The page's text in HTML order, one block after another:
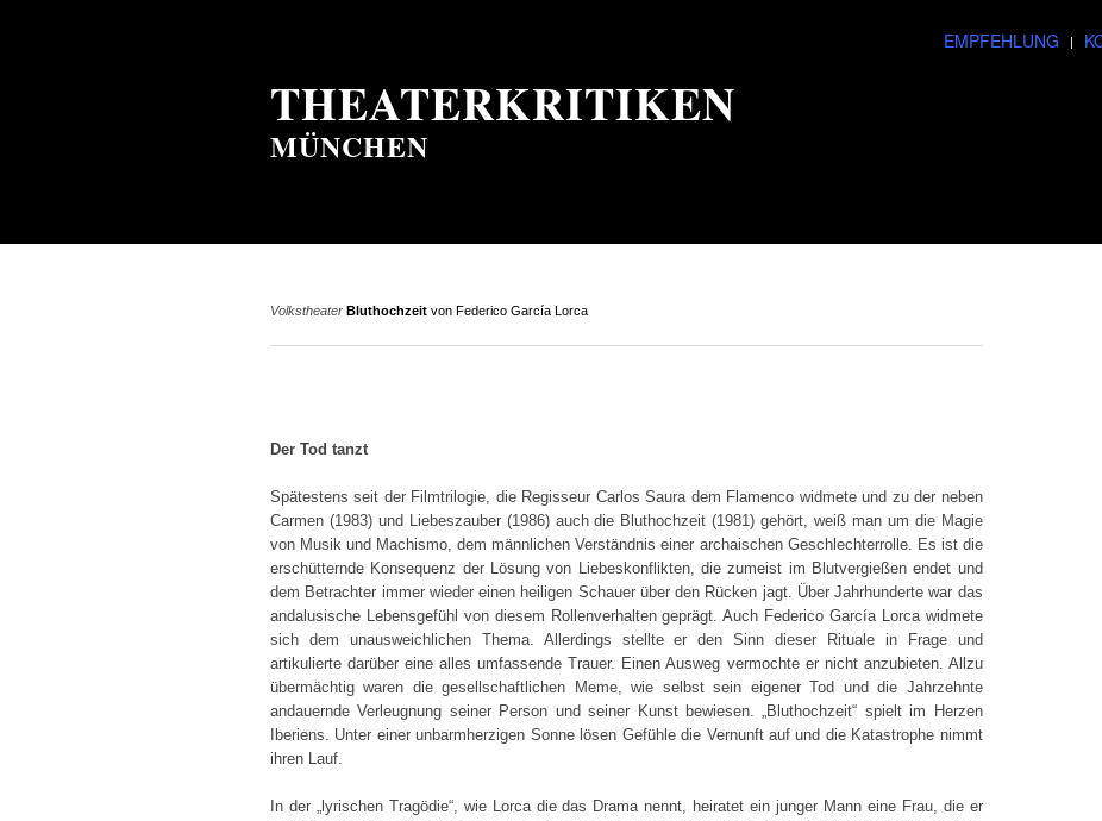
EMPFEHLUNG
THEATERKRITIKEN
MÜNCHEN
Volkstheater Bluthochzeit von Federico García Lorca
Der Tod tanzt
Spätestens seit der Filmtrilogie, die Regisseur Carlos Saura dem Flamenco widmete und zu der neben
Carmen (1983) und Liebeszauber (1986) auch die Bluthochzeit (1981) gehört, weiß man um die Magie
von Musik und Machismo, dem männlichen Verständnis einer archaischen Geschlechterrolle. Es ist die
erschütternde Konsequenz der Lösung von Liebeskonflikten, die zumeist im Blutvergießen endet und
dem Betrachter immer wieder einen heiligen Schauer über den Rücken jagt. Über Jahrhunderte war das
andalusische Lebensgefühl von diesem Rollenverhalten geprägt. Auch Federico García Lorca widmete
sich dem unausweichlichen Thema. Allerdings stellte er den Sinn dieser Rituale in Frage und
artikulierte darüber eine alles umfassende Trauer. Einen Ausweg vermochte er nicht anzubieten. Allzu
übermächtig waren die gesellschaftlichen Meme, wie selbst sein eigener Tod und die Jahrzehnte
andauernde Verleugnung seiner Person und seiner Kunst bewiesen. „Bluthochzeit“ spielt im Herzen
Iberiens. Unter einer unbarmherzigen Sonne lösen Gefühle die Vernunft auf und die Katastrophe nimmt
ihren Lauf.
In der „lyrischen Tragödie“, wie Lorca die das Drama nennt, heiratet ein junger Mann eine Frau, die er